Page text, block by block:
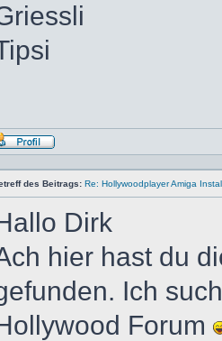
Profil
des Beitrags: Re: Hollywoodplayer Amiga
Dirk
hier hast du
Ich
Forum